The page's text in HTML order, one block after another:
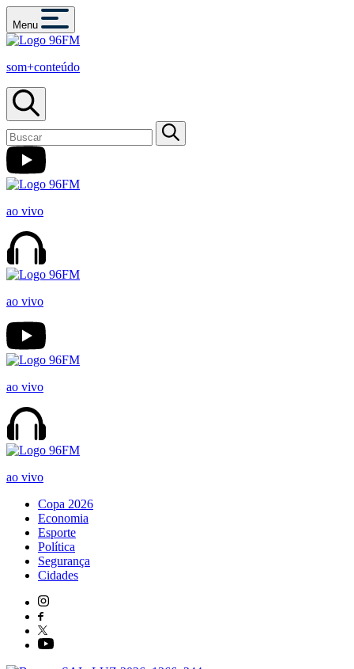
Menu
som+conteúdo
ao vivo
ao vivo
ao vivo
ao vivo
Copa 2026
Economia
Esporte
Política
Segurança
Cidades